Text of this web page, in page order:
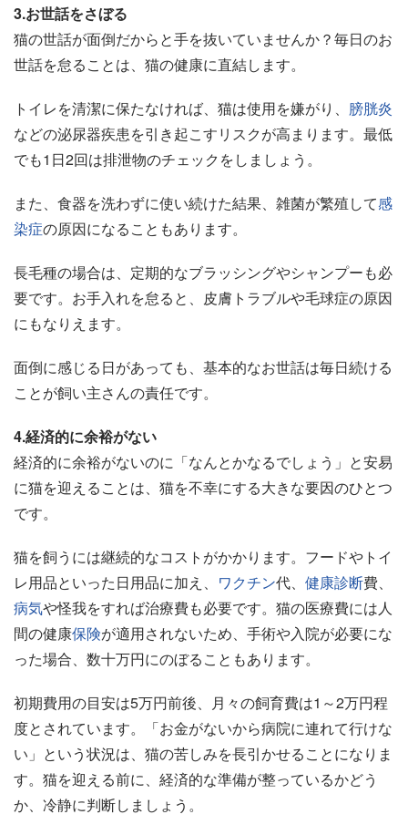
3.お世話をさぼる
猫の世話が面倒だからと手を抜いていませんか？毎日のお
世話を怠ることは、猫の健康に直結します。
トイレを清潔に保たなければ、猫は使用を嫌がり、 膀胱炎
などの泌尿器疾患を引き起こすリスクが高まります。最低
でも1日2回は排泄物のチェックをしましょう。
また、食器を洗わずに使い続けた結果、雑菌が繁殖して感
染症の原因になることもあります。
長毛種の場合は、定期的なブラッシングやシャンプーも必
要です。お手入れを怠ると、皮膚トラブルや毛球症の原因
にもなりえます。
面倒に感じる日があっても、基本的なお世話は毎日続ける
ことが飼い主さんの責任です。
4.経済的に余裕がない
経済的に余裕がないのに「なんとかなるでしょう」と安易
に猫を迎えることは、猫を不幸にする大きな要因のひとつ
です。
猫を飼うには継続的なコストがかかります。フードやトイ
レ用品といった日用品に加え、 ワクチン代、 健康診断費、
病気や怪我をすれば治療費も必要です。猫の医療費には人
間の健康保険が適用されないため、手術や入院が必要にな
った場合、数十万円にのぼることもあります。
初期費用の目安は5万円前後、月々の飼育費は1～2万円程
度とされています。「お金がないから病院に連れて行けな
い」という状況は、猫の苦しみを長引かせることになりま
す。猫を迎える前に、経済的な準備が整っているかどう
か、冷静に判断しましょう。